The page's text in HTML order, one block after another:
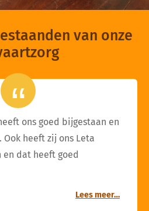
van onze
ons goed bijgestaan en
heeft zij ons Leta
en dat heeft goed
Lees meer…